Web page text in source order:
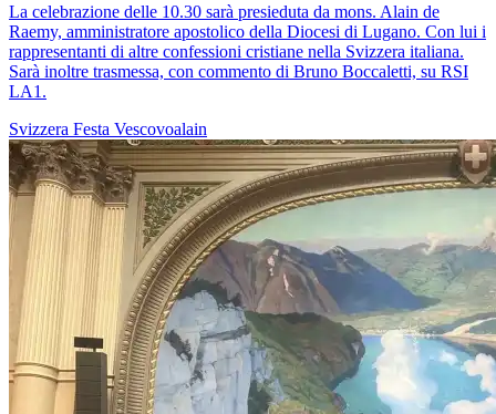
La celebrazione delle 10.30 sarà presieduta da mons. Alain de
Raemy, amministratore apostolico della Diocesi di Lugano. Con lui i
rappresentanti di altre confessioni cristiane nella Svizzera italiana.
Sarà inoltre trasmessa, con commento di Bruno Boccaletti, su RSI
LA1.
Svizzera Festa Vescovoalain